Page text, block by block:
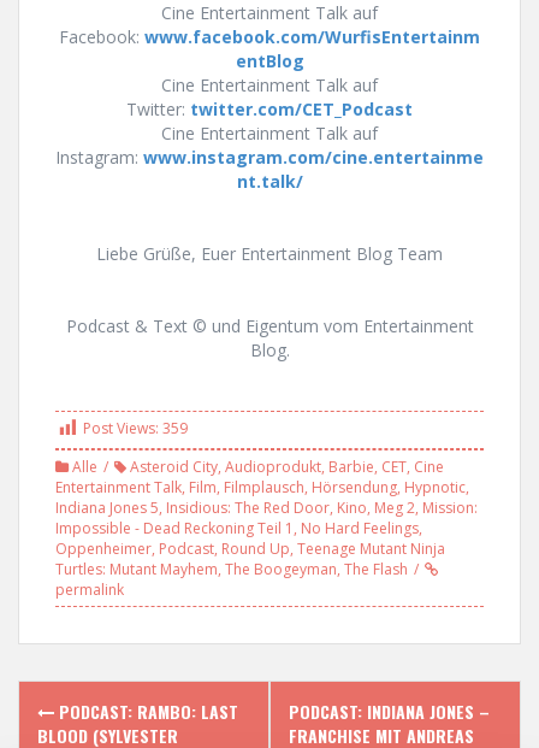
Cine Entertainment Talk auf
Facebook: www.facebook.com/WurfisEntertainm
entBlog
Cine Entertainment Talk auf
Twitter: twitter.com/CET_Podcast
Cine Entertainment Talk auf
Instagram: www.instagram.com/cine.entertainme
nt.talk/
Liebe Grüße, Euer Entertainment Blog Team
Podcast & Text © und Eigentum vom Entertainment
Blog.
Post Views: 359
Alle
Asteroid City, Audioprodukt, Barbie, CET, Cine
Entertainment Talk, Film, Filmplausch, Hörsendung, Hypnotic,
Indiana Jones 5, Insidious: The Red Door, Kino, Meg 2, Mission:
Impossible - Dead Reckoning Teil 1 , No Hard Feelings,
Oppenheimer, Podcast, Round Up, Teenage Mutant Ninja
Turtles: Mutant Mayhem, The Boogeyman, The Flash
permalink
P
PODCAST: RAMBO: LAST
BLOOD (SYLVESTER
PODCAST: INDIANA JONES –
FRANCHISE MIT ANDREAS